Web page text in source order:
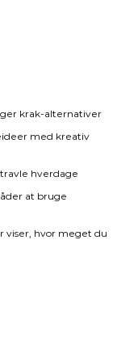
krak-alternativer
med kreativ
hverdage
at bruge
viser, hvor meget du